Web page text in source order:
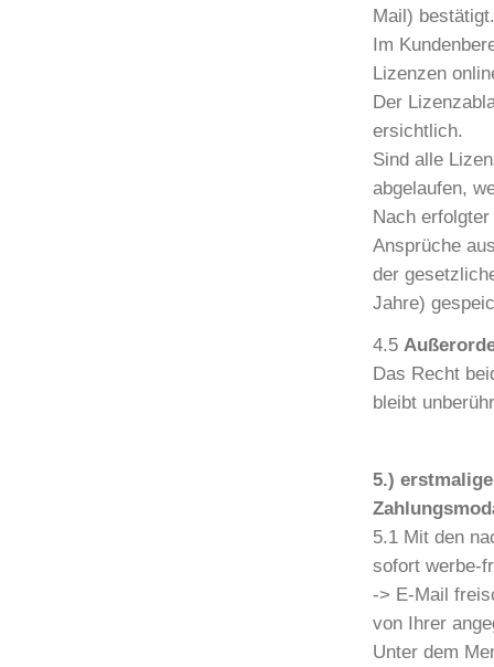
Mail) bestätigt.
Im
Lizenzen
Der
ersichtlich.
Sind alle
abgelaufen,
Nach
Ansprüche
der
Jahre)
4.5
Das Recht
bleibt
5.)
5.1 Mit den
sofort werbe-
-> E-Mail
von Ihrer
Unter dem